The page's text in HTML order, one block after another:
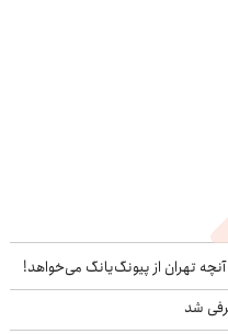
تهران از پیونگ‌یانگ می‌خواهد!
شد